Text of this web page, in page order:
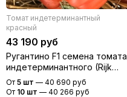
Томат индетерминантный
красный
43 190 руб
Ругантино F1 семена томата
индетерминантного (Rijk
Zwaan / Райк Цваан)
От 5 шт — 40 690 руб
От 10 шт — 40 266 руб